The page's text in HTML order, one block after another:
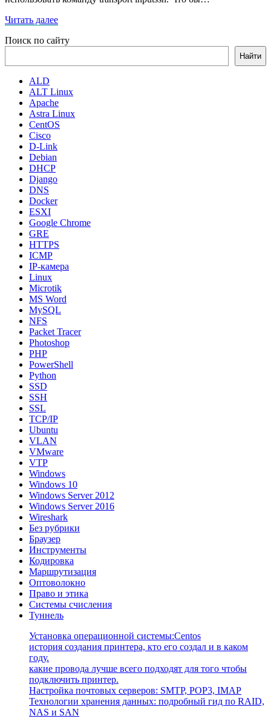
Читать далееЧитать
Поиск по сайту
Найти
ALD
ALT Linux
Apache
Astra Linux
CentOS
Cisco
D-Link
Debian
DHCP
Django
DNS
Docker
ESXI
Google Chrome
GRE
HTTPS
ICMP
IP-камера
Linux
Microtik
MS Word
MySQL
NFS
Packet Tracer
Photoshop
PHP
PowerShell
Python
SSD
SSH
SSL
TCP/IP
Ubuntu
VLAN
VMware
VTP
Windows
Windows 10
Windows Server 2012
Windows Server 2016
Wireshark
Без рубрики
Браузер
Инструменты
Кодировка
Маршрутизация
Оптоволокно
Право и этика
Системы счисления
Туннель
Установка операционной системы:Centos
история создания принтера, кто его создал и в каком
году.
какие провода лучше всего подходят для того чтобы
подключить принтер.
Настройка почтовых серверов: SMTP, POP3, IMAP
Технологии хранения данных: подробный гид по RAID,
NAS и SAN